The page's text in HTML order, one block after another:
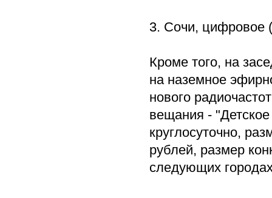
3. Сочи, цифровое
Кроме того, на
на наземное
нового
вещания -
круглосуточно,
рублей, размер
следующих